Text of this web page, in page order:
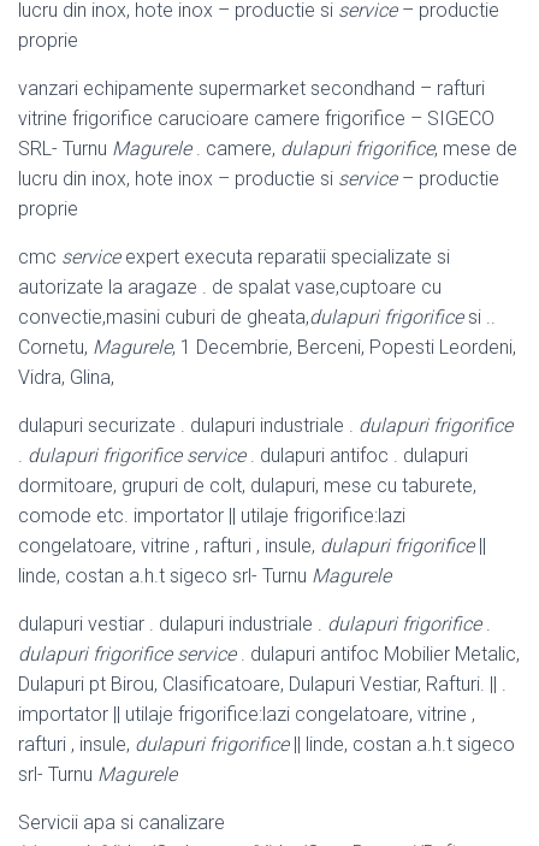
lucru din inox, hote inox – productie si service– productie
proprie
vanzari echipamente supermarket secondhand – rafturi
vitrine frigorifice carucioare camere frigorifice – SIGECO
SRL- Turnu Magurele. camere, dulapuri frigorifice, mese de
lucru din inox, hote inox – productie si service– productie
proprie
cmc serviceexpert executa reparatii specializate si
autorizate la aragaze . de spalat vase,cuptoare cu
convectie,masini cuburi de gheata,dulapuri frigorificesi ..
Cornetu, Magurele, 1 Decembrie, Berceni, Popesti Leordeni,
Vidra, Glina,
dulapuri securizate . dulapuri industriale . dulapuri frigorifice
dulapuri frigorifice service. dulapuri antifoc . dulapuri
dormitoare, grupuri de colt, dulapuri, mese cu taburete,
comode etc. importator || utilaje frigorifice:lazi
congelatoare, vitrine , rafturi , insule, dulapuri frigorifice||
linde, costan a.h.t sigeco srl- Turnu Magurele
dulapuri vestiar . dulapuri industriale . dulapuri frigorifice.
dulapuri frigorifice service. dulapuri antifoc Mobilier Metalic,
Dulapuri pt Birou, Clasificatoare, Dulapuri Vestiar, Rafturi. || .
importator || utilaje frigorifice:lazi congelatoare, vitrine ,
rafturi , insule, dulapuri frigorifice|| linde, costan a.h.t sigeco
srl- Turnu Magurele
Servicii apa si canalizare